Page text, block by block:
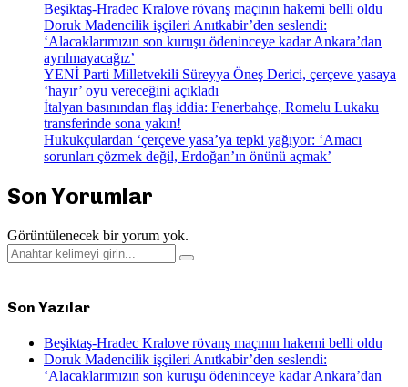
Beşiktaş-Hradec Kralove rövanş maçının hakemi belli oldu
Doruk Madencilik işçileri Anıtkabir’den seslendi:
‘Alacaklarımızın son kuruşu ödeninceye kadar Ankara’dan
ayrılmayacağız’
YENİ Parti Milletvekili Süreyya Öneş Derici, çerçeve yasaya
‘hayır’ oyu vereceğini açıkladı
İtalyan basınından flaş iddia: Fenerbahçe, Romelu Lukaku
transferinde sona yakın!
Hukukçulardan ‘çerçeve yasa’ya tepki yağıyor: ‘Amacı
sorunları çözmek değil, Erdoğan’ın önünü açmak’
Son Yorumlar
Görüntülenecek bir yorum yok.
Search
for:
Search
Son Yazılar
Beşiktaş-Hradec Kralove rövanş maçının hakemi belli oldu
Doruk Madencilik işçileri Anıtkabir’den seslendi:
‘Alacaklarımızın son kuruşu ödeninceye kadar Ankara’dan